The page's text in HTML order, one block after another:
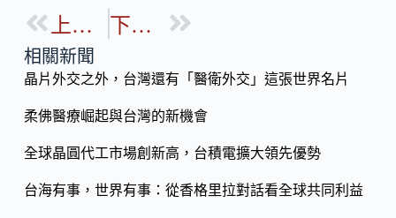
b
o
k
p
Li
n
k
上一篇 下一篇
相關新聞
晶片外交之外，台灣還有「醫衛外交」這張世界名片
柔佛醫療崛起與台灣的新機會
全球晶圓代工市場創新高，台積電擴大領先優勢
台海有事，世界有事：從香格里拉對話看全球共同利益